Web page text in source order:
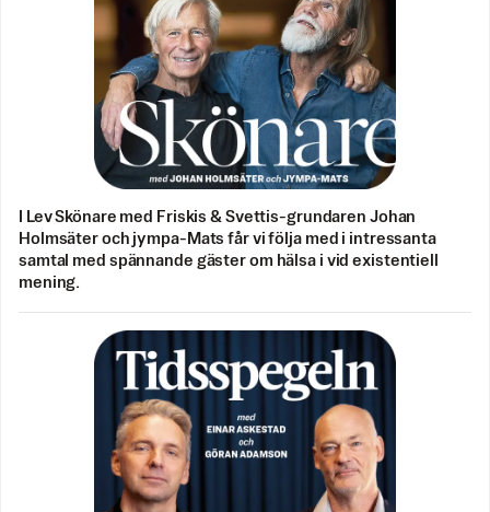
I Lev Skönare med Friskis & Svettis-grundaren Johan
Holmsäter och jympa-Mats får vi följa med i intressanta
samtal med spännande gäster om hälsa i vid existentiell
mening.